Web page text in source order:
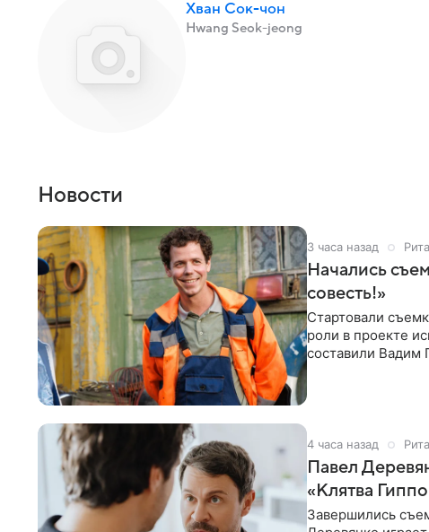
Хван Сок-чон
Hwang Seok-jeong
Новости
3 часа назад
Начались
совесть!»
Стартовали
роли в проекте
составили Вадим
4 часа назад
Павел
«Клятва
Завершились